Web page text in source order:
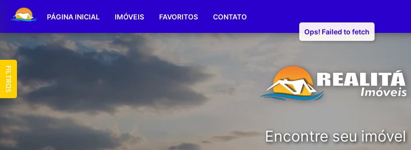
PÁGINA INICIAL IMÓVEIS FAVORITOS CONTATO
Encontre seu imóvel
FILTROS